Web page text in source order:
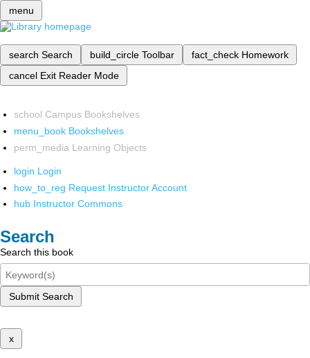
menu
search Search build_circle Toolbar fact_check Homework
cancel Exit Reader Mode
school Campus Bookshelves
menu_book Bookshelves
perm_media Learning Objects
login Login
how_to_reg Request Instructor Account
hub Instructor Commons
Search
Search this book
Submit Search
x